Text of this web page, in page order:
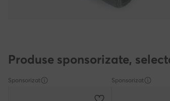
Produse sponsorizate,
Sponsorizat Sponsorizat